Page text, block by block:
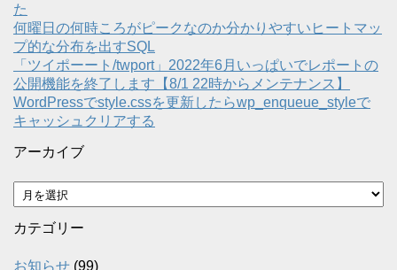
た
何曜日の何時ころがピークなのか分かりやすいヒートマッ
プ的な分布を出すSQL
「ツイポーート/twport」2022年6月いっぱいでレポートの
公開機能を終了します【8/1 22時からメンテナンス】
WordPressでstyle.cssを更新したらwp_enqueue_styleで
キャッシュクリアする
アーカイブ
ア
ー
カ
ブ
カテゴリー
お知らせ (99)